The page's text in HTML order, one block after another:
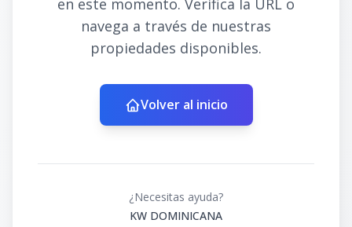
en este momento. Verifica la URL o
navega a través de nuestras
propiedades disponibles.
Volver al inicio
¿Necesitas ayuda?
KW DOMINICANA